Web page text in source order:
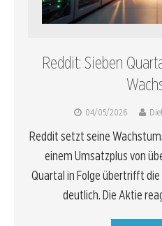
Reddit: Sieben
04/05/2026
Reddit setzt seine
einem Umsatzplus von
Quartal in Folge übertrifft
deutlich. Die Aktie